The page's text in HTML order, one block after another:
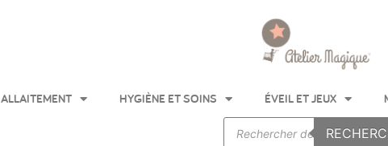
ALLAITEMENT HYGIÈNE ET SOINS ÉVEIL ET JEUX